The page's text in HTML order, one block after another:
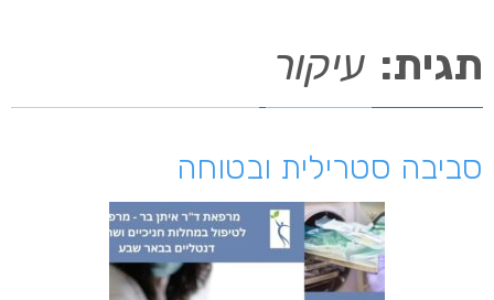
תגית: עיקור
סביבה סטרילית ובטוחה